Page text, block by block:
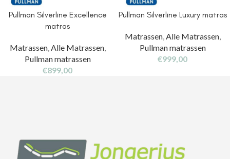
Pullman Silverline Excellence
matras
Matrassen, Alle Matrassen,
Pullman matrassen
€899,00
Pullman Silverline Luxury matras
Matrassen, Alle Matrassen,
Pullman matrassen
€999,00